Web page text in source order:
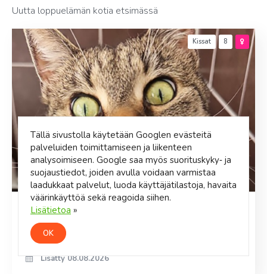
Uutta loppuelämän kotia etsimässä
Kissat 8
Laikku
Hei! Olen Laikku Pirkkalasta! Etsin omaa loppuelämän kotia,
jossa saisin olla perheen ainoa lemmikki aikuisten kodissa.
Lisätty 08.08.2026
Tällä sivustolla käytetään Googlen evästeitä
palveluiden toimittamiseen ja liikenteen
analysoimiseen. Google saa myös suorituskyky‑ ja
suojaustiedot, joiden avulla voidaan varmistaa
laadukkaat palvelut, luoda käyttäjätilastoja, havaita
väärinkäyttöä sekä reagoida siihen.
Lisätietoa »
OK